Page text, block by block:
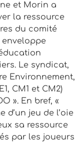
et Morin a
la ressource
du comité
Le syndicat,
Environnement,
CM1 et CM2)
». En bref, «
d’un jeu de l’oie
sa ressource
par les joueurs